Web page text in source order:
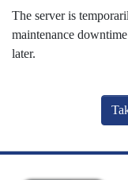
The server is
maintenance
later.